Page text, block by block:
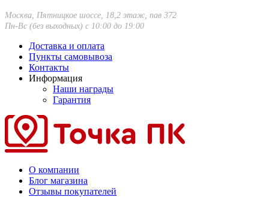
Москва, Пятницкое шоссе, 18,2 этаж, пав 372
Пн-Вс (без выходных) с 10:00 до 19:00
Доставка и оплата
Пункты самовывоза
Контакты
Информация
Наши награды
Гарантия
О компании
Блог магазина
Отзывы покупателей